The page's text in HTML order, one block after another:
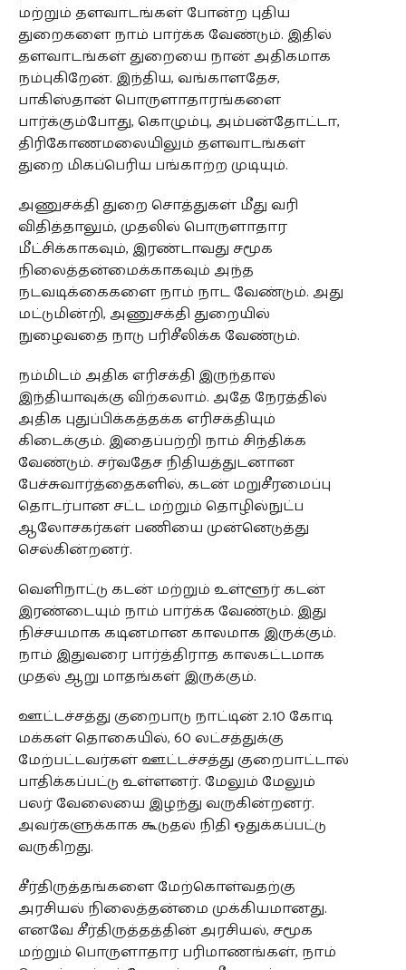
மற்றும் தளவாடங்கள் போன்ற புதிய
துறைகளை நாம் பார்க்க வேண்டும். இதில்
தளவாடங்கள் துறையை நான் அதிகமாக
நம்புகிறேன். இந்திய, வங்காளதேச,
பாகிஸ்தான் பொருளாதாரங்களை
பார்க்கும்போது, கொழும்பு, அம்பன்தோட்டா,
திரிகோணமலையிலும் தளவாடங்கள்
துறை மிகப்பெரிய பங்காற்ற முடியும்.
அணுசக்தி துறை சொத்துகள் மீது வரி
விதித்தாலும், முதலில் பொருளாதார
மீட்சிக்காகவும், இரண்டாவது சமூக
நிலைத்தன்மைக்காகவும் அந்த
நடவடிக்கைகளை நாம் நாட வேண்டும். அது
மட்டுமின்றி, அணுசக்தி துறையில்
நுழைவதை நாடு பரிசீலிக்க வேண்டும்.
நம்மிடம் அதிக எரிசக்தி இருந்தால்
இந்தியாவுக்கு விற்கலாம். அதே நேரத்தில்
அதிக புதுப்பிக்கத்தக்க எரிசக்தியும்
கிடைக்கும். இதைப்பற்றி நாம் சிந்திக்க
வேண்டும். சர்வதேச நிதியத்துடனான
பேச்சுவார்த்தைகளில், கடன் மறுசீரமைப்பு
தொடர்பான சட்ட மற்றும் தொழில்நுட்ப
ஆலோசகர்கள் பணியை முன்னெடுத்து
செல்கின்றனர்.
வெளிநாட்டு கடன் மற்றும் உள்ளூர் கடன்
இரண்டையும் நாம் பார்க்க வேண்டும். இது
நிச்சயமாக கடினமான காலமாக இருக்கும்.
நாம் இதுவரை பார்த்திராத காலகட்டமாக
முதல் ஆறு மாதங்கள் இருக்கும்.
ஊட்டச்சத்து குறைபாடு நாட்டின் 2.10 கோடி
மக்கள் தொகையில், 60 லட்சத்துக்கு
மேற்பட்டவர்கள் ஊட்டச்சத்து குறைபாட்டால்
பாதிக்கப்பட்டு உள்ளனர். மேலும் மேலும்
பலர் வேலையை இழந்து வருகின்றனர்.
அவர்களுக்காக கூடுதல் நிதி ஒதுக்கப்பட்டு
வருகிறது.
சீர்திருத்தங்களை மேற்கொள்வதற்கு
அரசியல் நிலைத்தன்மை முக்கியமானது.
எனவே சீர்திருத்தத்தின் அரசியல், சமூக
மற்றும் பொருளாதார பரிமாணங்கள், நாம்